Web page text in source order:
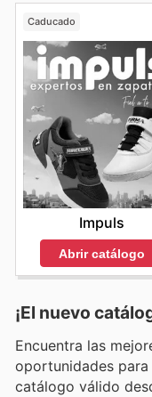
Caducado
Impuls
Abrir catálogo
¡El nuevo
Encuentra las
catálogo válido